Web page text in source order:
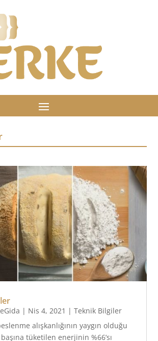
| Nis 4, 2021 |Teknik Bilgiler
alışkanlığının yaygın olduğu
tüketilen enerjinin %66’sı